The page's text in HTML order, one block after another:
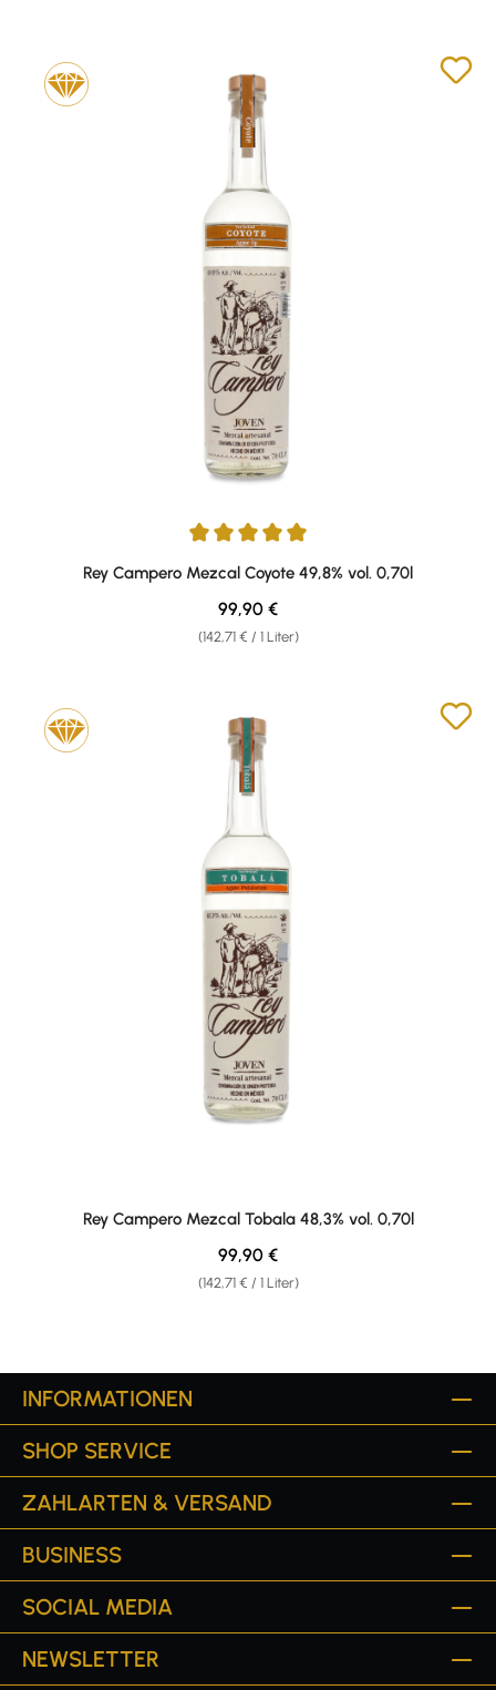
Durchschnittliche Bewertung von 5 von 5 Sternen
Rey Campero Mezcal Coyote 49,8% vol. 0,70l
(142,71 € / 1 Liter)
Regulärer Preis:
99,90 €
Rey Campero Mezcal Tobala 48,3% vol. 0,70l
(142,71 € / 1 Liter)
Regulärer Preis:
99,90 €
INFORMATIONEN
SHOP SERVICE
ZAHLARTEN & VERSAND
BUSINESS
SOCIAL MEDIA
NEWSLETTER